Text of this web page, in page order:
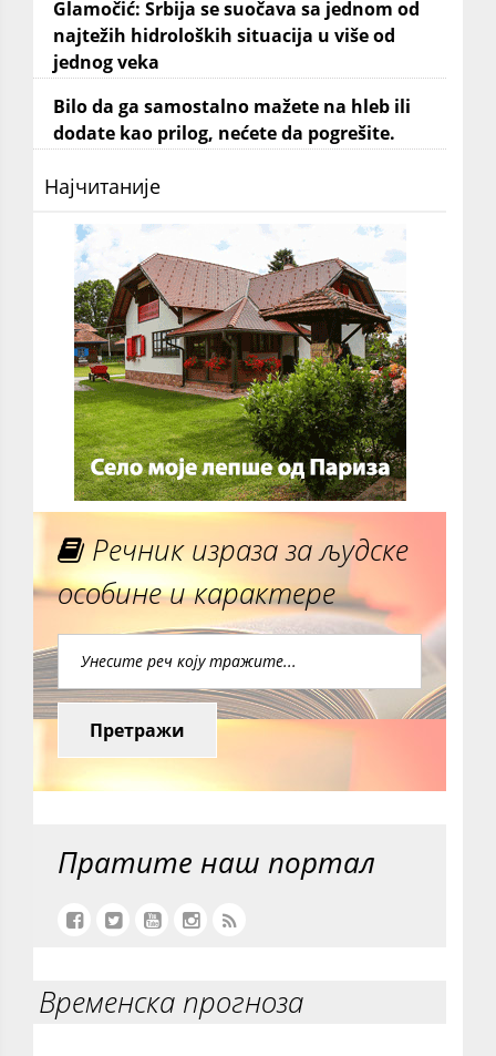
Glamočić: Srbija se suočava sa jednom od
najtežih hidroloških situacija u više od
jednog veka
Bilo da ga samostalno mažete na hleb ili
dodate kao prilog, nećete da pogrešite.
Најчитаније
Речник израза за људске
особине и карактере
Претражи
Пратите наш портал
Временска прогноза